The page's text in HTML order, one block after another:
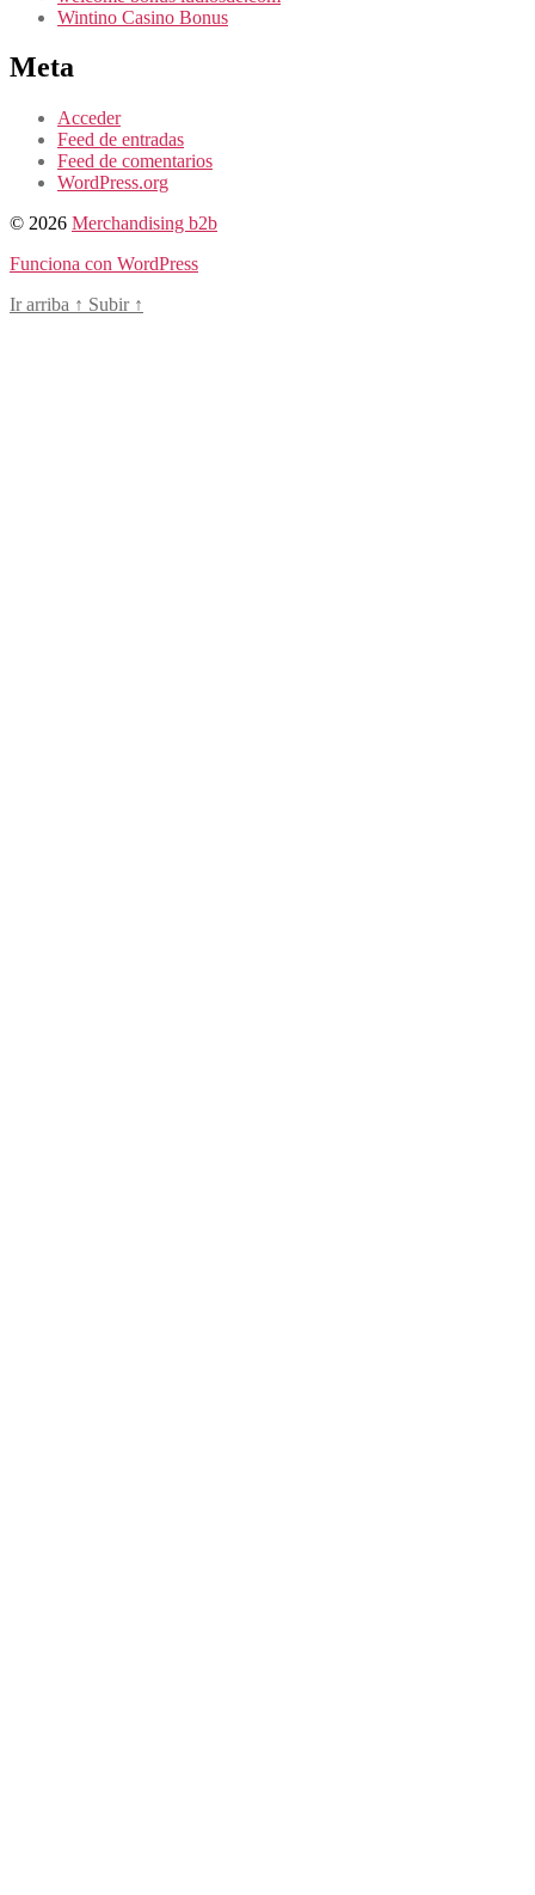
Wintino Casino Bonus
Meta
Acceder
Feed de entradas
Feed de comentarios
WordPress.org
© 2026 Merchandising b2b
Funciona con WordPress
Ir arriba ↑ Subir ↑